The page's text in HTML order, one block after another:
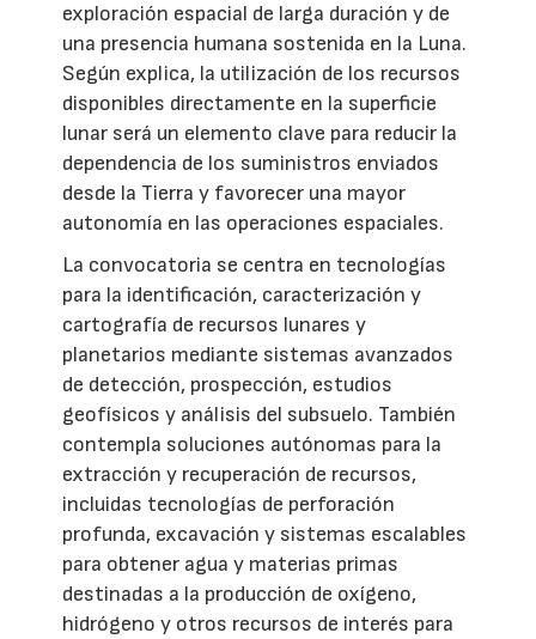
exploración espacial de larga duración y de
una presencia humana sostenida en la Luna.
Según explica, la utilización de los recursos
disponibles directamente en la superficie
lunar será un elemento clave para reducir la
dependencia de los suministros enviados
desde la Tierra y favorecer una mayor
autonomía en las operaciones espaciales.
La convocatoria se centra en tecnologías
para la identificación, caracterización y
cartografía de recursos lunares y
planetarios mediante sistemas avanzados
de detección, prospección, estudios
geofísicos y análisis del subsuelo. También
contempla soluciones autónomas para la
extracción y recuperación de recursos,
incluidas tecnologías de perforación
profunda, excavación y sistemas escalables
para obtener agua y materias primas
destinadas a la producción de oxígeno,
hidrógeno y otros recursos de interés para